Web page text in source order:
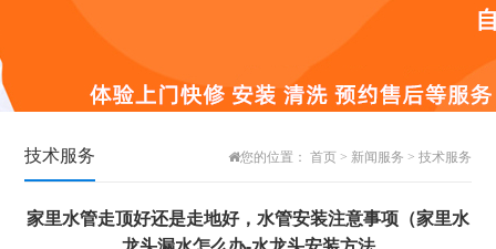
技术服务 您的位置： 首页> 新闻服务 > 技术服务
家里水管走顶好还是走地好，水管安装注意事项（家里水